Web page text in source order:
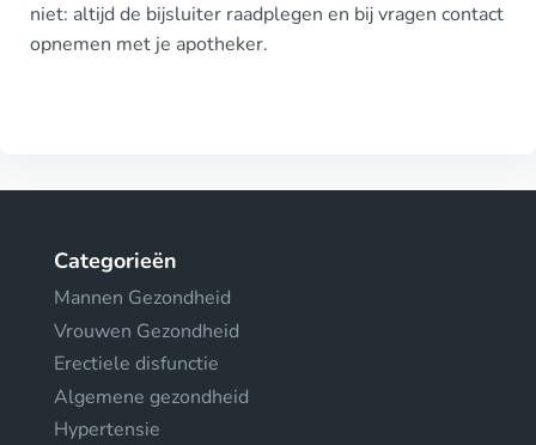
niet: altijd de bijsluiter raadplegen en bij vragen contact
opnemen met je apotheker.
Categorieën
Mannen Gezondheid
Vrouwen Gezondheid
Erectiele disfunctie
Algemene gezondheid
Hypertensie